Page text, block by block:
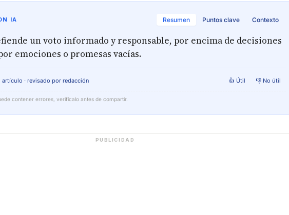
IA Resumen Puntos clave Contexto
un voto informado y responsable, por encima de decisiones
emociones o promesas vacías.
· revisado por redacción 👍 Útil 👎 No útil
contener errores, verifícalo antes de compartir.
PUBLICIDAD